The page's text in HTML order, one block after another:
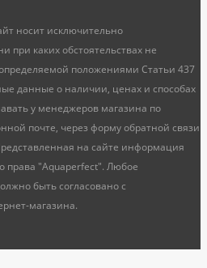
носит исключительно
каких обстоятельствах не
положениями Статьи 437
данные о наличии, ценах и способах
у менеджеров магазина по
почте, через форму обратной связи
на сайте информация
права "Aquaperfect". Любое
быть согласовано с
магазина.